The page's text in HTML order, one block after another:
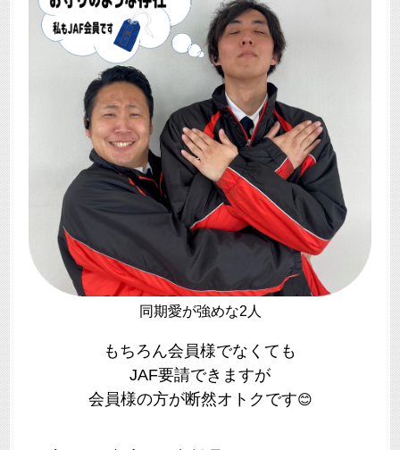
同期愛が強めな2人
もちろん会員様でなくても
JAF要請できますが
会員様の方が断然オトクです😊